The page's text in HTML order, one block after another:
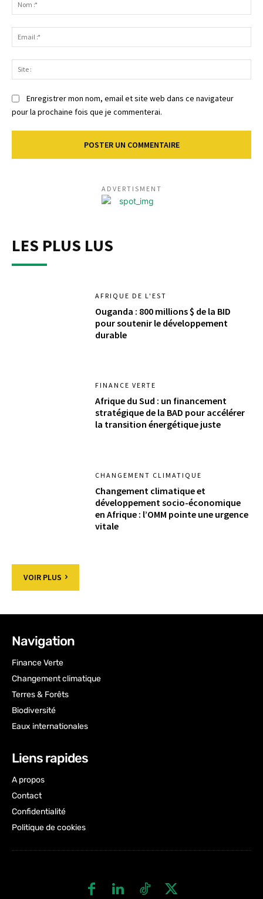
:*
:*
:
Enregistrer mon nom, email et site web dans ce navigateur
pour la prochaine fois que je commenterai.
ADVERTISMENT
LES PLUS LUS
AFRIQUE DE L'EST
Ouganda : 800 millions $ de la BID
pour soutenir le développement
durable
FINANCE VERTE
Afrique du Sud : un financement
stratégique de la BAD pour accélérer
la transition énergétique juste
CHANGEMENT CLIMATIQUE
Changement climatique et
développement socio-économique
en Afrique : l’OMM pointe une urgence
vitale
VOIR PLUS
Navigation
Finance Verte
Changement climatique
Terres & Forêts
Biodiversité
Eaux internationales
Liens rapides
A propos
Contact
Confidentialité
Politique de cookies